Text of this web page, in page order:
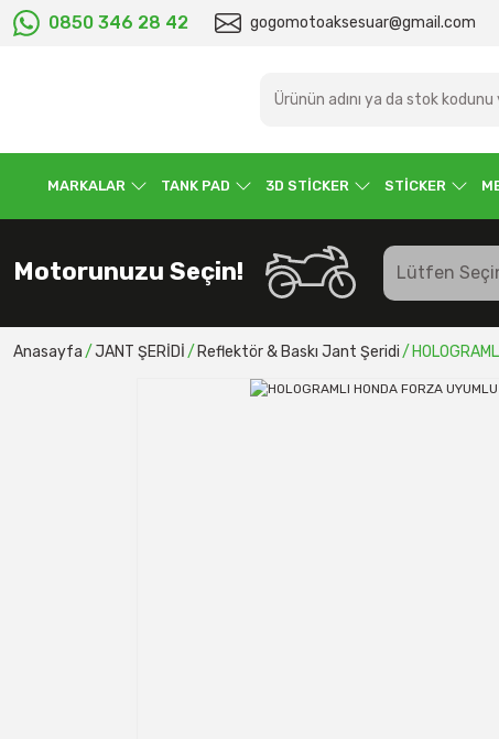
0850 346 28 42 gogomotoaksesuar@gmail.com
MARKALAR TANK PAD 3D STİCKER STİCKER
Motorunuzu Seçin!
Anasayfa JANT ŞERİDİ Reflektör & Baskı Jant Şeridi